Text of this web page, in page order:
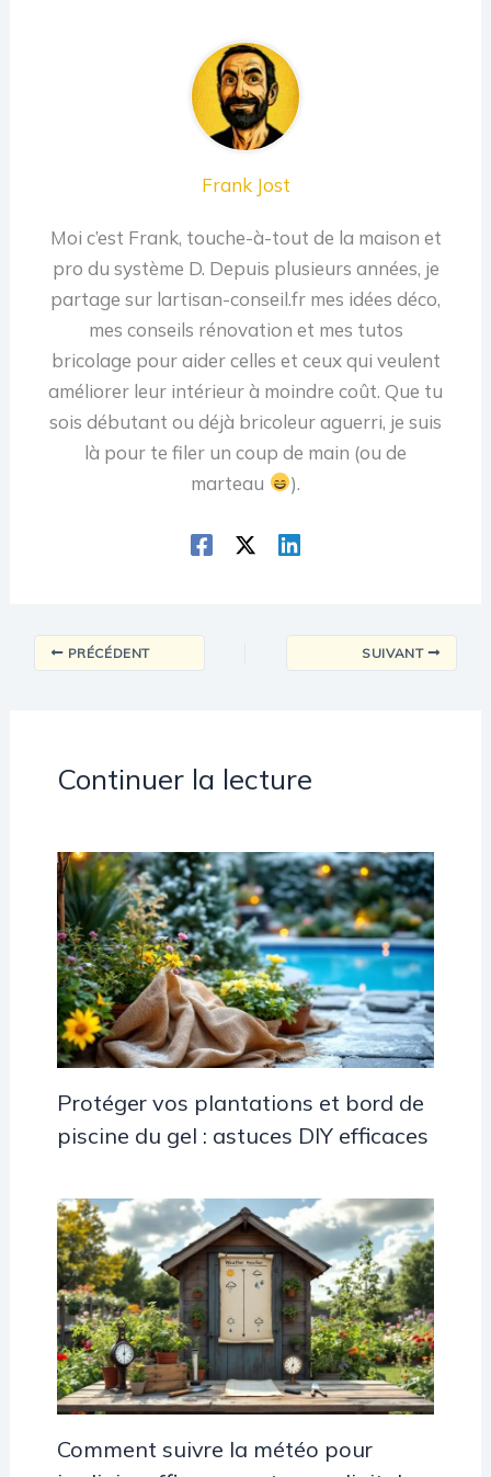
Frank Jost
Moi c’est Frank, touche-à-tout de la maison et
pro du système D. Depuis plusieurs années, je
partage sur lartisan-conseil.fr mes idées déco,
mes conseils rénovation et mes tutos
bricolage pour aider celles et ceux qui veulent
améliorer leur intérieur à moindre coût. Que tu
sois débutant ou déjà bricoleur aguerri, je suis
là pour te filer un coup de main (ou de
marteau
).
PRÉCÉDENT SUIVANT
Continuer la lecture
Protéger vos plantations et bord de
piscine du gel : astuces DIY efficaces
Comment suivre la météo pour